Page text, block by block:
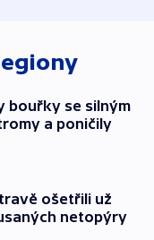
bouřky se silným
a poničily
ošetřili už
netopýry